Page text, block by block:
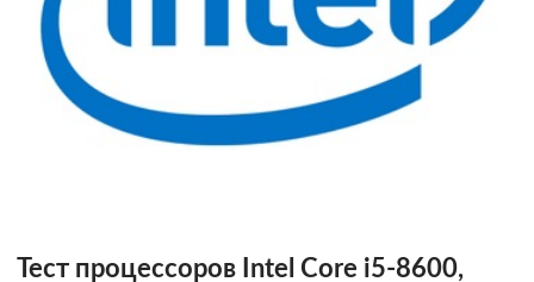
Тест процессоров Intel Core i5-8600,